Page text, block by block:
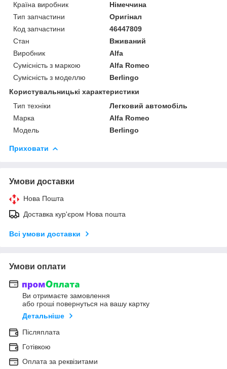
Країна виробник
Німеччина
Тип запчастини
Оригінал
Код запчастини
46447809
Стан
Вживаний
Виробник
Alfa
Сумісність з маркою
Alfa Romeo
Сумісність з моделлю
Berlingo
Користувальницькі характеристики
Тип техніки
Легковий автомобіль
Марка
Alfa Romeo
Модель
Berlingo
Приховати
Умови доставки
Нова Пошта
Доставка кур'єром Нова пошта
Всі умови доставки
Умови оплати
Ви отримаєте замовлення
або гроші повернуться на вашу картку
Детальніше
Післяплата
Готівкою
Оплата за реквізитами